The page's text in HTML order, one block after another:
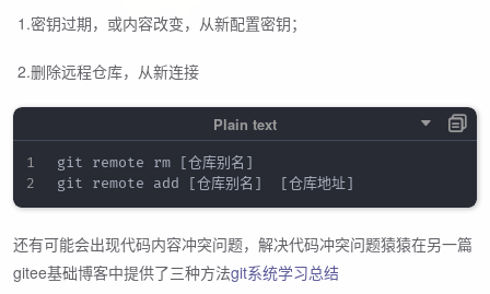
​ 1.密钥过期，或内容改变，从新配置密钥；
​ 2.删除远程仓库，从新连接
git remote rm [仓库别名]
还有可能会出现代码内容冲突问题，解决代码冲突问题猿猿在另一篇
gitee基础博客中提供了三种方法git系统学习总结